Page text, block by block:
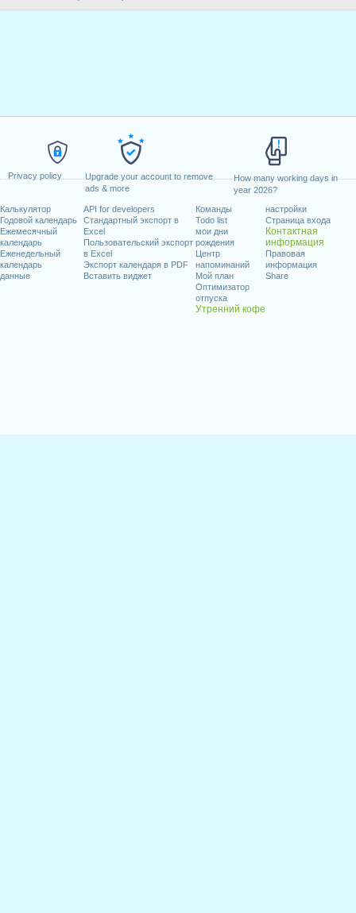
Privacy policy
Upgrade your account to remove
ads & more
How many working days in
year 2026?
Калькулятор
Годовой календарь
Ежемесячный
календарь
Еженедельный
календарь
данные
API for developers
Стандартный экспорт в
Excel
Пользовательский экспорт
в Excel
Экспорт календаря в PDF
Вставить виджет
Команды
Todo list
мои дни
рождения
Центр
напоминаний
Мой план
Оптимизатор
отпуска
Утренний кофе
настройки
Страница входа
Контактная
информация
Правовая
информация
Share